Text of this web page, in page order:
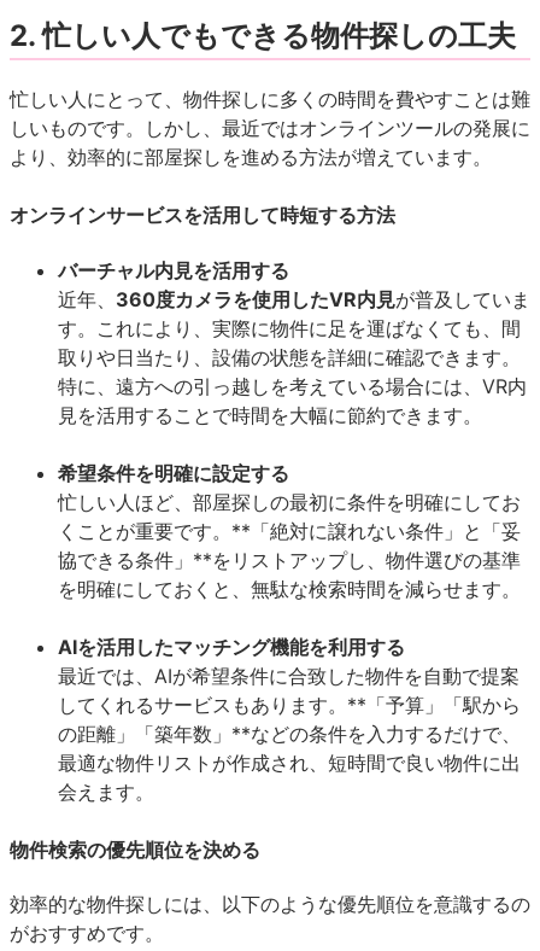
2. 忙しい人でもできる物件探しの工夫
忙しい人にとって、物件探しに多くの時間を費やすことは難
しいものです。しかし、最近ではオンラインツールの発展に
より、効率的に部屋探しを進める方法が増えています。
オンラインサービスを活用して時短する方法
バーチャル内見を活用する
近年、 360度カメラを使用したVR内見が普及していま
す。これにより、実際に物件に足を運ばなくても、間
取りや日当たり、設備の状態を詳細に確認できます。
特に、遠方への引っ越しを考えている場合には、VR内
見を活用することで時間を大幅に節約できます。
希望条件を明確に設定する
忙しい人ほど、部屋探しの最初に条件を明確にしてお
くことが重要です。**「絶対に譲れない条件」と「妥
協できる条件」**をリストアップし、物件選びの基準
を明確にしておくと、無駄な検索時間を減らせます。
AIを活用したマッチング機能を利用する
最近では、AIが希望条件に合致した物件を自動で提案
してくれるサービスもあります。**「予算」「駅から
の距離」「築年数」**などの条件を入力するだけで、
最適な物件リストが作成され、短時間で良い物件に出
会えます。
物件検索の優先順位を決める
効率的な物件探しには、以下のような優先順位を意識するの
がおすすめです。